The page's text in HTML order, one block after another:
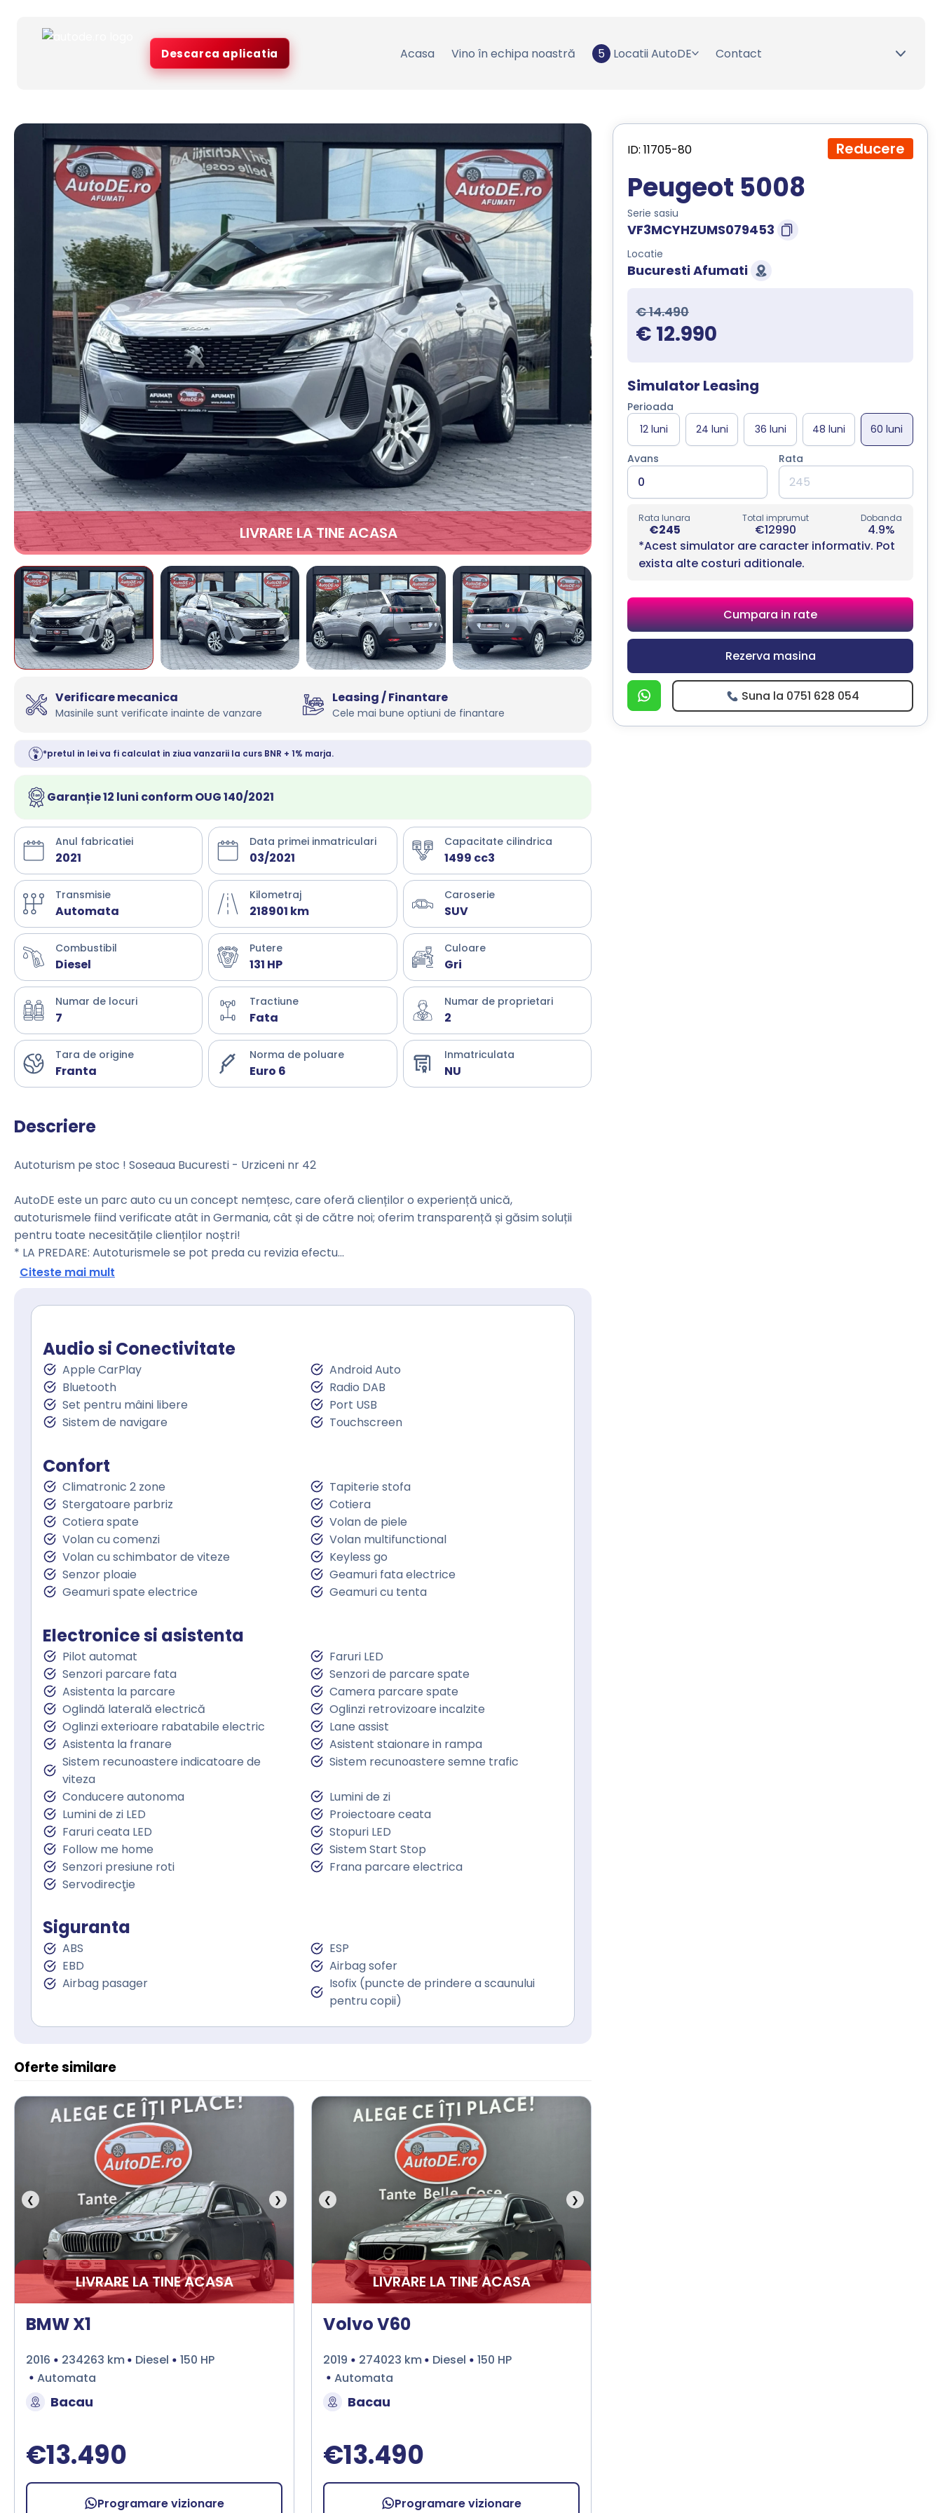
Descarca aplicatia Acasa Vino în echipa noastră 5 Locatii AutoDE Contact
LIVRARE LA TINE ACASA
Verificare mecanica
Masinile sunt verificate inainte de vanzare
Leasing / Finantare
Cele mai bune optiuni de finantare
*pretul in lei va fi calculat in ziua vanzarii la curs BNR + 1% marja.
Garanție 12 luni conform OUG 140/2021
Anul fabricatiei
2021
Data primei inmatriculari
03/2021
Capacitate cilindrica
1499 cc3
Transmisie
Automata
Kilometraj
218901 km
Caroserie
SUV
Combustibil
Diesel
Putere
131 HP
Culoare
Gri
Numar de locuri
7
Tractiune
Fata
Numar de proprietari
2
Tara de origine
Franta
Norma de poluare
Euro 6
Inmatriculata
NU
Descriere
Autoturism pe stoc ! Soseaua Bucuresti - Urziceni nr 42
AutoDE este un parc auto cu un concept nemțesc, care oferă clienților o experiență unică,
autoturismele fiind verificate atât in Germania, cât și de către noi; oferim transparență și găsim soluții
pentru toate necesitățile clienților noștri!
* LA PREDARE: Autoturismele se pot preda cu revizia efectu...
Citeste mai mult
Audio si Conectivitate
Apple CarPlay
Android Auto
Bluetooth
Radio DAB
Set pentru mâini libere
Port USB
Sistem de navigare
Touchscreen
Confort
Climatronic 2 zone
Tapiterie stofa
Stergatoare parbriz
Cotiera
Cotiera spate
Volan de piele
Volan cu comenzi
Volan multifunctional
Volan cu schimbator de viteze
Keyless go
Senzor ploaie
Geamuri fata electrice
Geamuri spate electrice
Geamuri cu tenta
Electronice si asistenta
Pilot automat
Faruri LED
Senzori parcare fata
Senzori de parcare spate
Asistenta la parcare
Camera parcare spate
Oglindă laterală electrică
Oglinzi retrovizoare incalzite
Oglinzi exterioare rabatabile electric
Lane assist
Asistenta la franare
Asistent staionare in rampa
Sistem recunoastere indicatoare de
viteza
Sistem recunoastere semne trafic
Conducere autonoma
Lumini de zi
Lumini de zi LED
Proiectoare ceata
Faruri ceata LED
Stopuri LED
Follow me home
Sistem Start Stop
Senzori presiune roti
Frana parcare electrica
Servodirecţie
Siguranta
ABS
ESP
EBD
Airbag sofer
Airbag pasager
Isofix (puncte de prindere a scaunului
pentru copii)
Oferte similare
❮ ❯
LIVRARE LA TINE ACASA
BMW X1
2016 234263 km Diesel
150 HP
Automata
Bacau
€13.490
Programare vizionare
❮ ❯
LIVRARE LA TINE ACASA
Volvo V60
2019 274023 km Diesel
150 HP
Automata
Bacau
€13.490
Programare vizionare
ID: 11705-80 Reducere
Peugeot 5008
Serie sasiu
VF3MCYHZUMS079453
Locatie
Bucuresti Afumati
€ 14.490
€ 12.990
Simulator Leasing
Perioada
Avans Rata
Rata lunara
€245
Total imprumut
€12990
Dobanda
4.9%
*Acest simulator are caracter informativ. Pot
exista alte costuri aditionale.
Cumpara in rate
Rezerva masina
Suna la 0751 628 054